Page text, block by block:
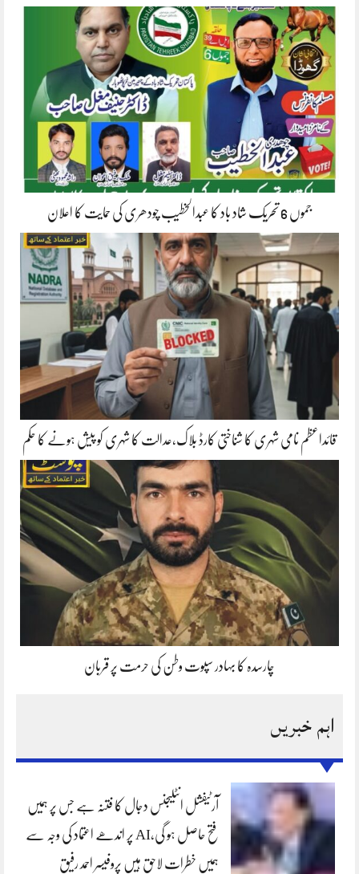
جموں 6 تحریک شاد باد کا عبدالخطیب چودھری کی حمایت کا اعلان
قائداعظم نامی شہری کا شناختی کارڈ بلاک،عدالت کا شہری کو پیش ہونے کا حکم
چارسدہ کا بہادر سپوت وطن کی حرمت پر قربان
اہم خبریں
آرٹیفشل انٹلیجنس دجال کا فتنہ ہے جس پر ہمیں
فتح حاصل ہو گی،AI پر اندھے اعتماد کی وجہ سے
ہمیں خطرات لاحق ہیں پروفیسر احمد رفیق